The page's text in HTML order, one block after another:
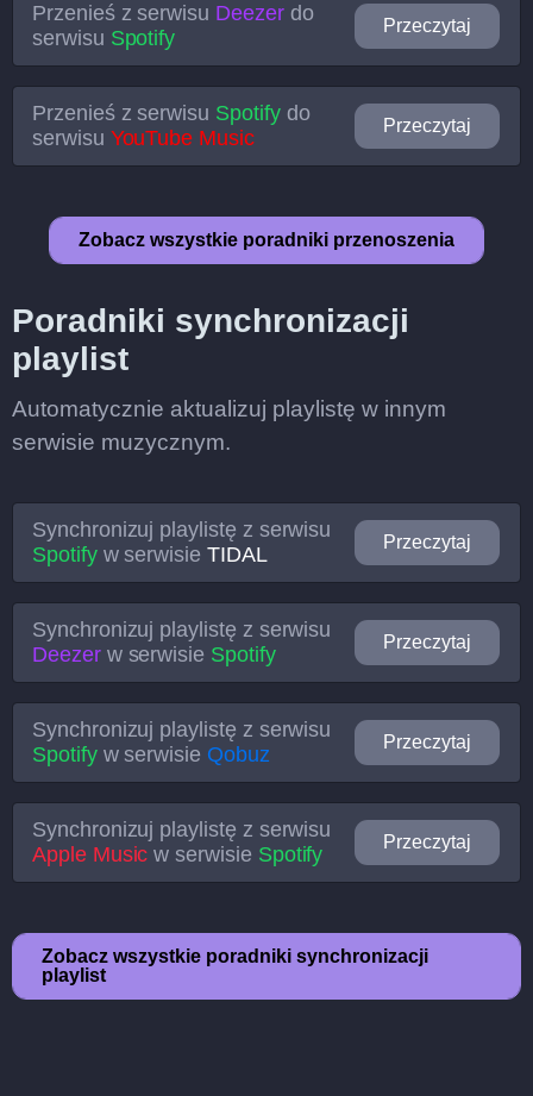
Przenieś z serwisu Deezerdo
serwisu Spotify
Przeczytaj
Przenieś z serwisu Spotifydo
serwisu YouTube Music
Przeczytaj
Zobacz wszystkie poradniki przenoszenia
Poradniki synchronizacji
playlist
Automatycznie aktualizuj playlistę w innym
serwisie muzycznym.
Synchronizuj playlistę z serwisu
Spotifyw serwisie TIDAL
Przeczytaj
Synchronizuj playlistę z serwisu
Deezerw serwisie Spotify
Przeczytaj
Synchronizuj playlistę z serwisu
Spotifyw serwisie Qobuz
Przeczytaj
Synchronizuj playlistę z serwisu
Apple Music w serwisie Spotify
Przeczytaj
Zobacz wszystkie poradniki synchronizacji
playlist